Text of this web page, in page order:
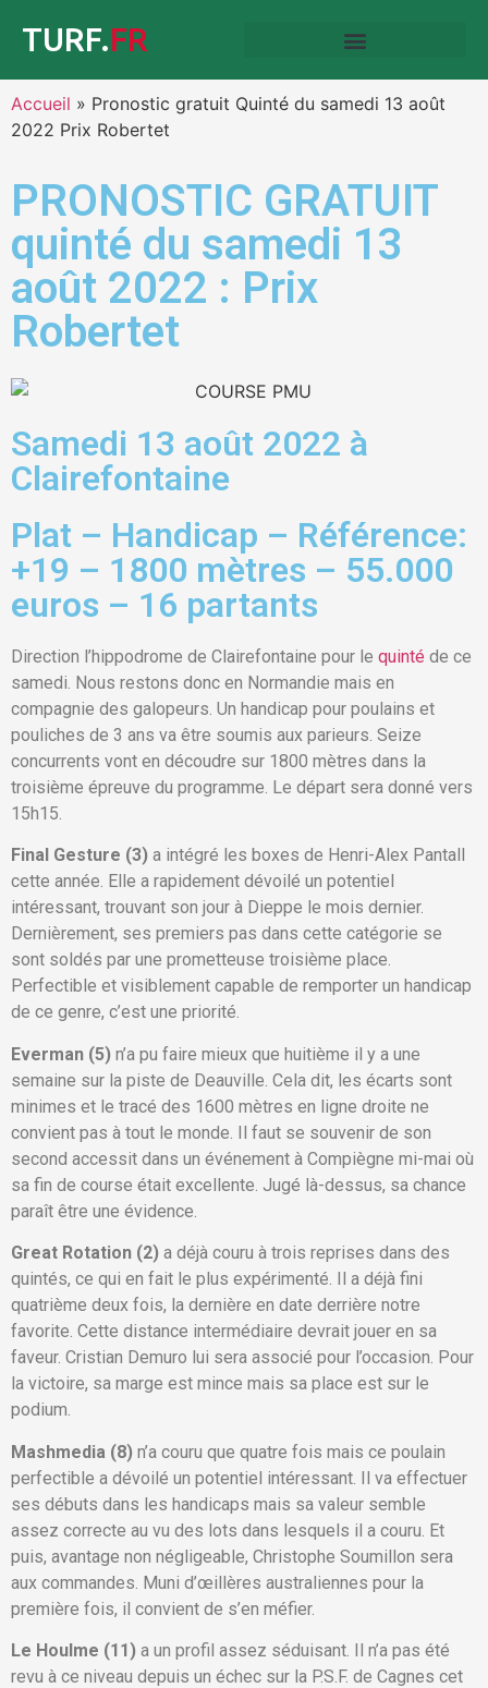
TURF.FR
Accueil » Pronostic gratuit Quinté du samedi 13 août
2022 Prix Robertet
PRONOSTIC GRATUIT
quinté du samedi 13
août 2022 : Prix
Robertet
Samedi 13 août 2022 à
Clairefontaine
Plat – Handicap – Référence:
+19 – 1800 mètres – 55.000
euros – 16 partants
Direction l’hippodrome de Clairefontaine pour le quinté de ce
samedi. Nous restons donc en Normandie mais en
compagnie des galopeurs. Un handicap pour poulains et
pouliches de 3 ans va être soumis aux parieurs. Seize
concurrents vont en découdre sur 1800 mètres dans la
troisième épreuve du programme. Le départ sera donné vers
15h15.
Final Gesture (3) a intégré les boxes de Henri-Alex Pantall
cette année. Elle a rapidement dévoilé un potentiel
intéressant, trouvant son jour à Dieppe le mois dernier.
Dernièrement, ses premiers pas dans cette catégorie se
sont soldés par une prometteuse troisième place.
Perfectible et visiblement capable de remporter un handicap
de ce genre, c’est une priorité.
Everman (5) n’a pu faire mieux que huitième il y a une
semaine sur la piste de Deauville. Cela dit, les écarts sont
minimes et le tracé des 1600 mètres en ligne droite ne
convient pas à tout le monde. Il faut se souvenir de son
second accessit dans un événement à Compiègne mi-mai où
sa fin de course était excellente. Jugé là-dessus, sa chance
paraît être une évidence.
Great Rotation (2) a déjà couru à trois reprises dans des
quintés, ce qui en fait le plus expérimenté. Il a déjà fini
quatrième deux fois, la dernière en date derrière notre
favorite. Cette distance intermédiaire devrait jouer en sa
faveur. Cristian Demuro lui sera associé pour l’occasion. Pour
la victoire, sa marge est mince mais sa place est sur le
podium.
Mashmedia (8) n’a couru que quatre fois mais ce poulain
perfectible a dévoilé un potentiel intéressant. Il va effectuer
ses débuts dans les handicaps mais sa valeur semble
assez correcte au vu des lots dans lesquels il a couru. Et
puis, avantage non négligeable, Christophe Soumillon sera
aux commandes. Muni d’œillères australiennes pour la
première fois, il convient de s’en méfier.
Le Houlme (11) a un profil assez séduisant. Il n’a pas été
revu à ce niveau depuis un échec sur la P.S.F. de Cagnes cet